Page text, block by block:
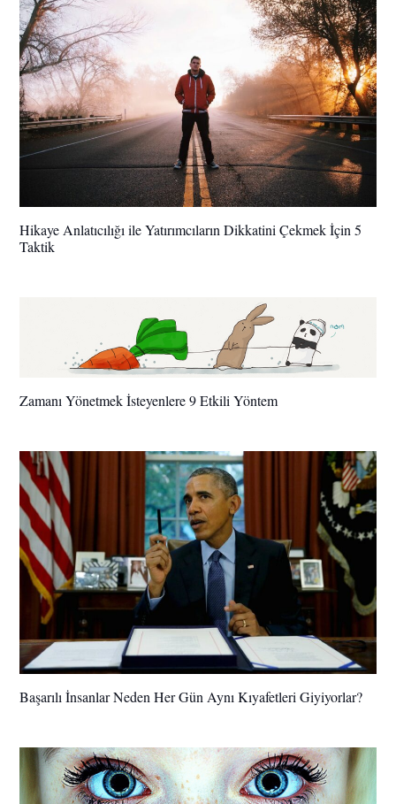
Hikaye Anlatıcılığı ile Yatırımcıların Dikkatini Çekmek İçin 5
Taktik
Zamanı Yönetmek İsteyenlere 9 Etkili Yöntem
Başarılı İnsanlar Neden Her Gün Aynı Kıyafetleri Giyiyorlar?